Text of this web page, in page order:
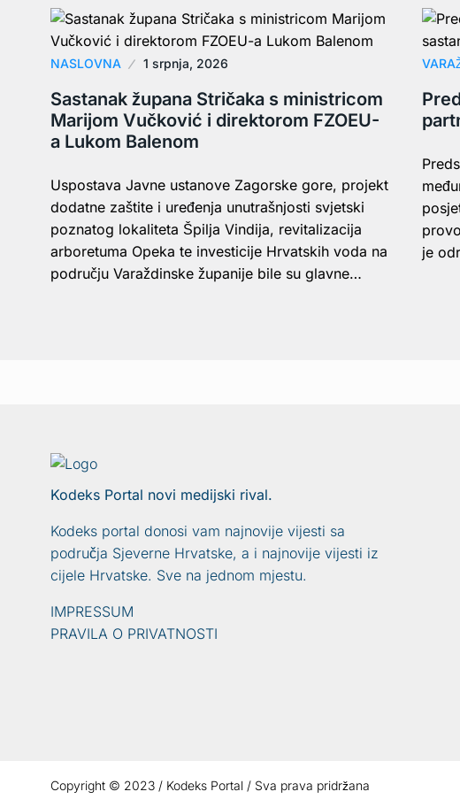
NASLOVNA 1 srpnja, 2026
Sastanak župana Stričaka s ministricom
Marijom Vučković i direktorom FZOEU-
a Lukom Balenom
Uspostava Javne ustanove Zagorske gore, projekt
dodatne zaštite i uređenja unutrašnjosti svjetski
poznatog lokaliteta Špilja Vindija, revitalizacija
arboretuma Opeka te investicije Hrvatskih voda na
području Varaždinske županije bile su glavne…
je
Kodeks Portal novi medijski rival.
Kodeks portal donosi vam najnovije vijesti sa
područja Sjeverne Hrvatske, a i najnovije vijesti iz
cijele Hrvatske. Sve na jednom mjestu.
IMPRESSUM
PRAVILA O PRIVATNOSTI
Copyright © 2023 / Kodeks Portal / Sva prava pridržana